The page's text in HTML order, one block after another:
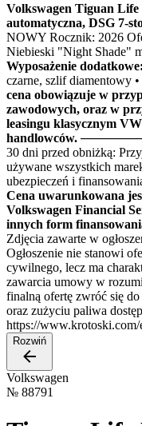
Volkswagen Tiguan
automatyczna, DSG 7-
NOWY Rocznik: 2026
Niebieski "Night Shade"
Wyposażenie dodatkowe:
czarne, szlif diamentowy
cena obowiązuje w
zawodowych, oraz w
leasingu klasycznym
handlowców.
30 dni przed obniżką:
używane wszystkich
ubezpieczeń i
Cena uwarunkowana
Volkswagen Financial
innych form
Zdjęcia zawarte w
Ogłoszenie nie stanowi
cywilnego, lecz ma
zawarcia umowy w
finalną ofertę zwróć się
oraz zużyciu paliwa
https://www.krotoski.com/
Rozwiń
Volkswagen
№ 88791